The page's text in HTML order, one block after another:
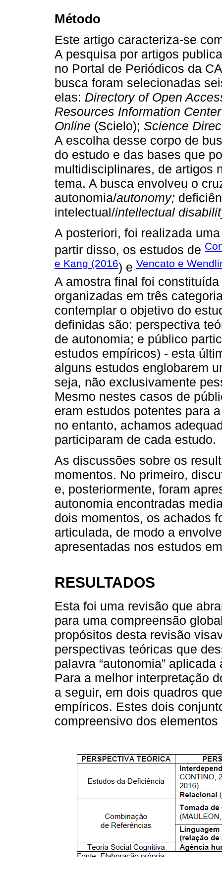
Método
Este artigo caracteriza-se
A pesquisa por artigos
no Portal de Periódicos da
busca foram selecionadas
elas: Directory of Open
Resources Information Center
Online (Scielo); Science
A escolha desse corpo de
do estudo e das bases que
multidisciplinares, de artigos
tema. A busca envolveu o
autonomia/autonomy;
intelectual/intellectual
A posteriori, foi realizada
partir disso, os estudos de
e Kang (2016) e Vencato e
A amostra final foi
organizadas em três
contemplar o objetivo do
definidas são: perspectiva
de autonomia; e público
estudos empíricos) - esta
alguns estudos englobarem
seja, não exclusivamente
Mesmo nestes casos de
eram estudos potentes para
no entanto, achamos
participaram de cada estudo.
As discussões sobre os
momentos. No primeiro,
e, posteriormente, foram
autonomia encontradas
dois momentos, os achados
articulada, de modo a
apresentadas nos estudos
RESULTADOS
Esta foi uma revisão que
para uma compreensão
propósitos desta revisão
perspectivas teóricas que
palavra “autonomia”
Para a melhor interpretação
a seguir, em dois quadros
empíricos. Estes dois
compreensivo dos